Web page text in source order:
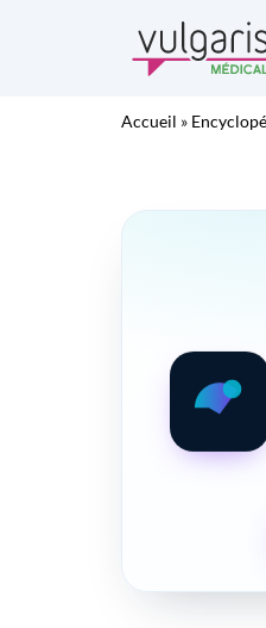
Accueil »